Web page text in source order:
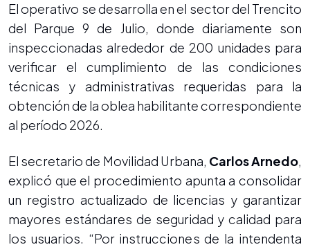
El operativo se desarrolla en el sector del Trencito
del Parque 9 de Julio, donde diariamente son
inspeccionadas alrededor de 200 unidades para
verificar el cumplimiento de las condiciones
técnicas y administrativas requeridas para la
obtención de la oblea habilitante correspondiente
al período 2026.
El secretario de Movilidad Urbana, Carlos Arnedo,
explicó que el procedimiento apunta a consolidar
un registro actualizado de licencias y garantizar
mayores estándares de seguridad y calidad para
los usuarios. “Por instrucciones de la intendenta